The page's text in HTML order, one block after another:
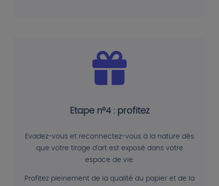
Etape n°4 : profitez
Evadez-vous et reconnectez-vous à la nature dès
que votre tirage d'art est exposé dans votre
espace de vie.
Profitez pleinement de la qualité du papier et de la